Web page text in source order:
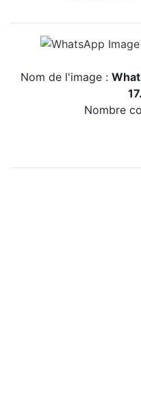
Nom de l'image :
Nombre